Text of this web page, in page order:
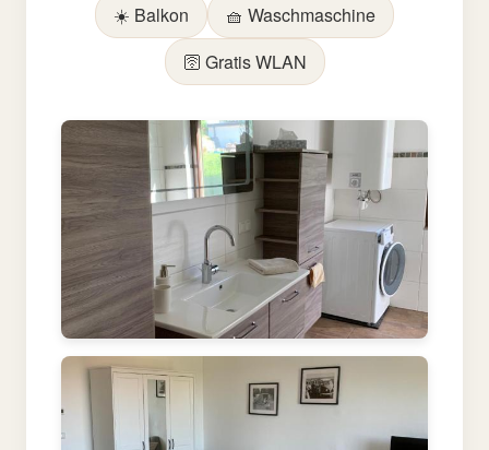
☀️ Balkon
🧺 Waschmaschine
🛜 Gratis WLAN